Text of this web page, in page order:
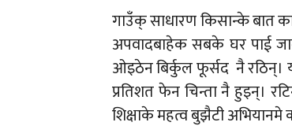
गाउँक् साधारण किसान्के बात
अपवादबाहेक सबके घर पाई
ओइठेन बिर्कुल फूर्सद नै रठिन्।
प्रतिशत फेन चिन्ता नै हुइन्।
शिक्षाके महत्व बुझैटी अभियानमे